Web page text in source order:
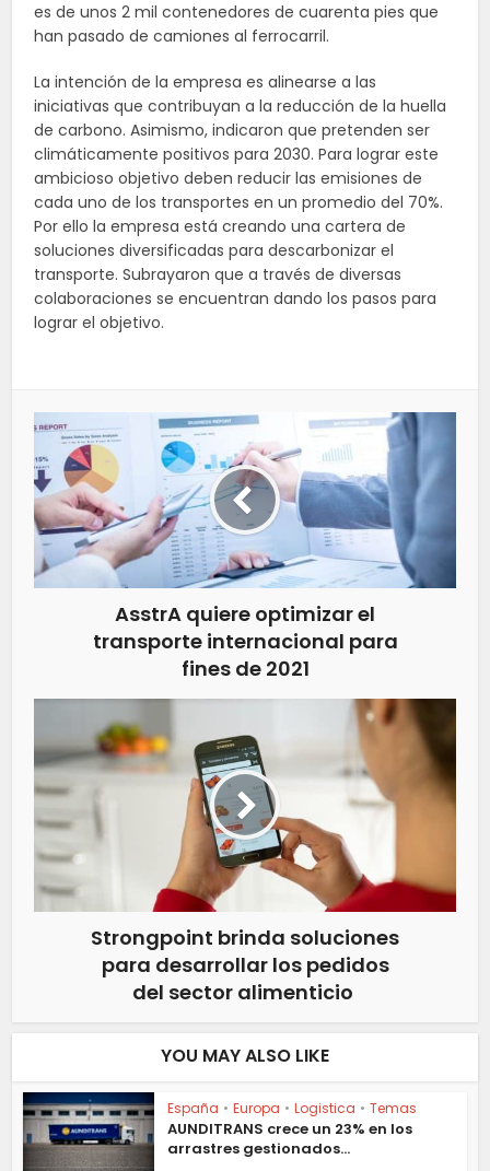
es de unos 2 mil contenedores de cuarenta pies que
han pasado de camiones al ferrocarril.
La intención de la empresa es alinearse a las
iniciativas que contribuyan a la reducción de la huella
de carbono. Asimismo, indicaron que pretenden ser
climáticamente positivos para 2030. Para lograr este
ambicioso objetivo deben reducir las emisiones de
cada uno de los transportes en un promedio del 70%.
Por ello la empresa está creando una cartera de
soluciones diversificadas para descarbonizar el
transporte. Subrayaron que a través de diversas
colaboraciones se encuentran dando los pasos para
lograr el objetivo.
AsstrA quiere optimizar el
transporte internacional para
fines de 2021
Strongpoint brinda soluciones
para desarrollar los pedidos
del sector alimenticio
YOU MAY ALSO LIKE
España • Europa • Logistica • Temas
AUNDITRANS crece un 23% en los
arrastres gestionados...